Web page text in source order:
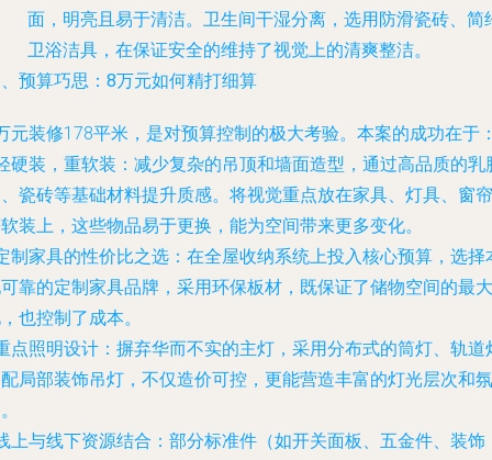
面，明亮且易于清洁。卫生间干湿分离，选用防滑瓷砖、简
卫浴洁具，在保证安全的维持了视觉上的清爽整洁。
预算巧思：8万元如何精打细算
元装修178平米，是对预算控制的极大考验。本案的成功在于
硬装，重软装 ：减少复杂的吊顶和墙面造型，通过高品质的乳
瓷砖等基础材料提升质感。将视觉重点放在家具、灯具、窗帘
装上，这些物品易于更换，能为空间带来更多变化。
制家具的性价比之选 ：在全屋收纳系统上投入核心预算，选择
靠的定制家具品牌，采用环保板材，既保证了储物空间的最大
也控制了成本。
点照明设计 ：摒弃华而不实的主灯，采用分布式的筒灯、轨道
局部装饰吊灯，不仅造价可控，更能营造丰富的灯光层次和氛
上与线下资源结合 ：部分标准件（如开关面板、五金件、装饰